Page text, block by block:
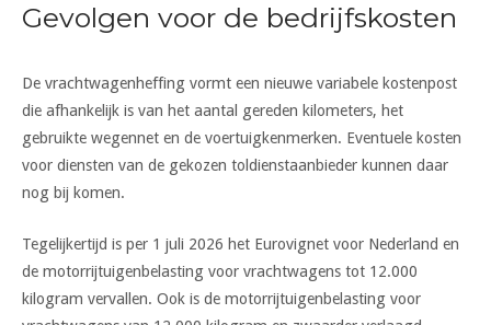
Gevolgen voor de bedrijfskosten
De vrachtwagenheffing vormt een nieuwe variabele kostenpost
die afhankelijk is van het aantal gereden kilometers, het
gebruikte wegennet en de voertuigkenmerken. Eventuele kosten
voor diensten van de gekozen toldienstaanbieder kunnen daar
nog bij komen.
Tegelijkertijd is per 1 juli 2026 het Eurovignet voor Nederland en
de motorrijtuigenbelasting voor vrachtwagens tot 12.000
kilogram vervallen. Ook is de motorrijtuigenbelasting voor